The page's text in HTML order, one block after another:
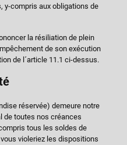
y-compris aux obligations de
la résiliation de plein
de son exécution
de l´article 11.1 ci-dessus.
réservée) demeure notre
de toutes nos créances
tous les soldes de
violeriez les dispositions